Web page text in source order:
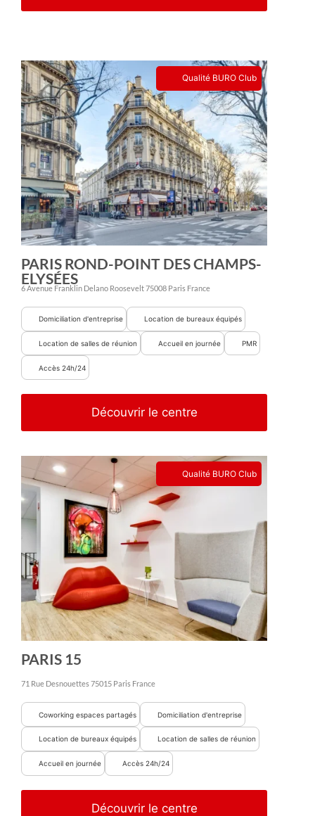
Qualité BURO Club
PARIS ROND-POINT DES CHAMPS-
ELYSÉES
6 Avenue Franklin Delano Roosevelt75008 Paris France
Domiciliation d'entreprise Location de bureaux équipés
Location de salles de réunion Accueil en journée PMR
Accès 24h/24
Découvrir le centre
Qualité BURO Club
PARIS 15
71 Rue Desnouettes75015 Paris France
Coworking espaces partagés Domiciliation d'entreprise
Location de bureaux équipés Location de salles de réunion
Accueil en journée Accès 24h/24
Découvrir le centre